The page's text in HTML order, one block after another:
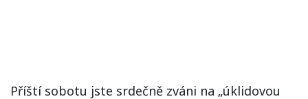
Příští sobotu jste srdečně zváni na „úklidovou